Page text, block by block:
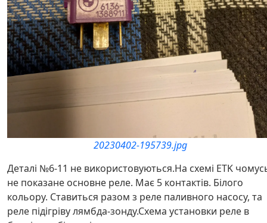
20230402-195739.jpg
Деталі №6-11 не використовуються.На схемі ETK
не показане основне реле. Має 5 контактів. Білого
кольору. Ставиться разом з реле паливного насосу, та
реле підігріву лямбда-зонду.Схема установки реле в